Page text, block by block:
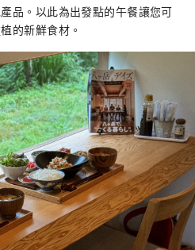
品。以此為出發點的午餐讓您可
的新鮮食材。